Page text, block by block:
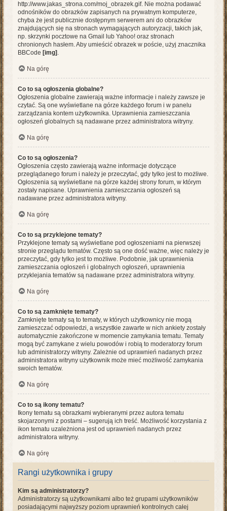
http://www.jakas_strona.com/moj_obrazek.gif. Nie można podawać
odnośników do obrazków zapisanych na prywatnym komputerze,
chyba że jest publicznie dostępnym serwerem ani do obrazków
znajdujących się na stronach wymagających autoryzacji, takich jak,
np. skrzynki pocztowe na Gmail lub Yahoo! oraz stronach
chronionych hasłem. Aby umieścić obrazek w poście, użyj znacznika
BBCode [img] .
Na górę
Co to są ogłoszenia globalne?
Ogłoszenia globalne zawierają ważne informacje i należy zawsze je
czytać. Są one wyświetlane na górze każdego forum i w panelu
zarządzania kontem użytkownika. Uprawnienia zamieszczania
ogłoszeń globalnych są nadawane przez administratora witryny.
Na górę
Co to są ogłoszenia?
Ogłoszenia często zawierają ważne informacje dotyczące
przeglądanego forum i należy je przeczytać, gdy tylko jest to możliwe.
Ogłoszenia są wyświetlane na górze każdej strony forum, w którym
zostały napisane. Uprawnienia zamieszczania ogłoszeń są
nadawane przez administratora witryny.
Na górę
Co to są przyklejone tematy?
Przyklejone tematy są wyświetlane pod ogłoszeniami na pierwszej
stronie przeglądu tematów. Często są one dość ważne, więc należy je
przeczytać, gdy tylko jest to możliwe. Podobnie, jak uprawnienia
zamieszczania ogłoszeń i globalnych ogłoszeń, uprawnienia
przyklejania tematów są nadawane przez administratora witryny.
Na górę
Co to są zamknięte tematy?
Zamknięte tematy są to tematy, w których użytkownicy nie mogą
zamieszczać odpowiedzi, a wszystkie zawarte w nich ankiety zostały
automatycznie zakończone w momencie zamykania tematu. Tematy
mogą być zamykane z wielu powodów i robią to moderatorzy forum
lub administratorzy witryny. Zależnie od uprawnień nadanych przez
administratora witryny użytkownik może mieć możliwość zamykania
swoich tematów.
Na górę
Co to są ikony tematu?
Ikony tematu są obrazkami wybieranymi przez autora tematu
skojarzonymi z postami – sugerują ich treść. Możliwość korzystania z
ikon tematu uzależniona jest od uprawnień nadanych przez
administratora witryny.
Na górę
Rangi użytkownika i grupy
Kim są administratorzy?
Administratorzy są użytkownikami albo też grupami użytkowników
posiadającymi najwyższy poziom uprawnień kontrolnych całej